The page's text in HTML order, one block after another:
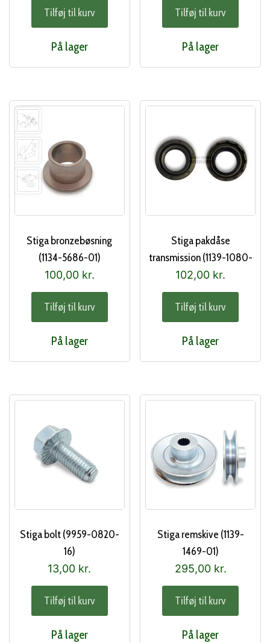
Tilføj til kurv
På lager
Tilføj til kurv
På lager
Stiga bronzebøsning
(1134-5686-01)
100,00 kr.
Tilføj til kurv
På lager
Stiga pakdåse
transmission (1139-1080-
01)
102,00 kr.
Tilføj til kurv
På lager
Stiga bolt (9959-0820-
16)
13,00 kr.
Tilføj til kurv
På lager
Stiga remskive (1139-
1469-01)
295,00 kr.
Tilføj til kurv
På lager